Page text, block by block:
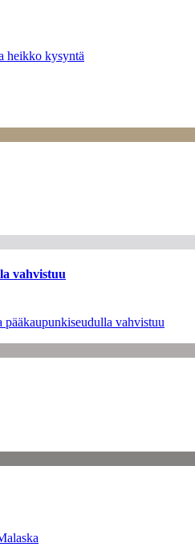
heikko kysyntä
vahvistuu
pääkaupunkiseudulla vahvistuu